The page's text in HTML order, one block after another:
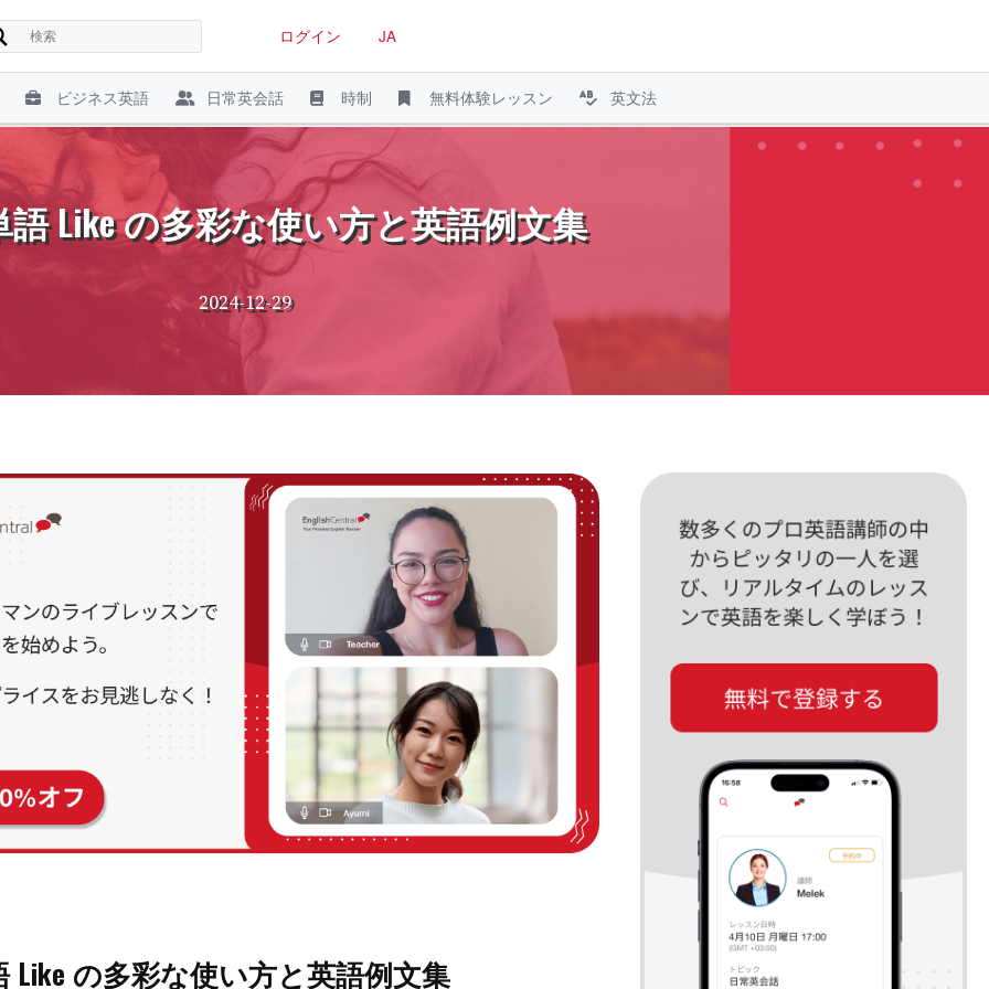
ログイン JA
ビジネス英語 日常英会話 時制 無料体験レッスン 英文法
語 Like の多彩な使い方と英語例文集
2024-12-29
Like の多彩な使い方と英語例文集